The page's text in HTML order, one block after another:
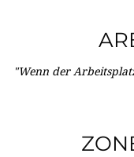
"Wenn der